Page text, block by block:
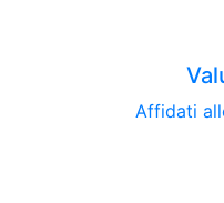
Affidati